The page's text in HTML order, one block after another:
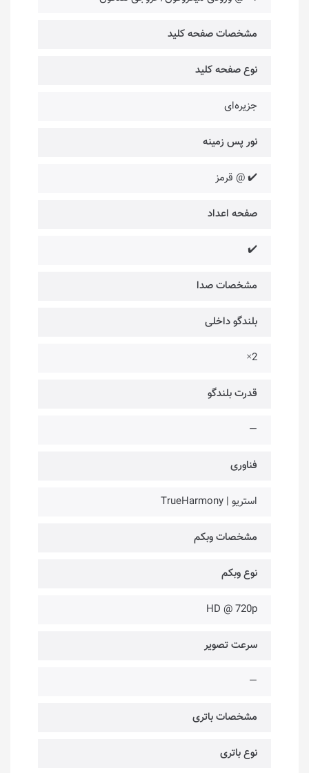
مشخصات صفحه کلید
نوع صفحه کلید
جزیره‌ای
نور پس زمینه
✔️ @ قرمز
صفحه اعداد
✔️
مشخصات صدا
بلندگو داخلی
2×
قدرت بلندگو
—
فناوری‌
استریو | TrueHarmony
مشخصات وبکم
نوع وبکم
HD @ 720p
سرعت تصویر
—
مشخصات باتری
نوع باتری